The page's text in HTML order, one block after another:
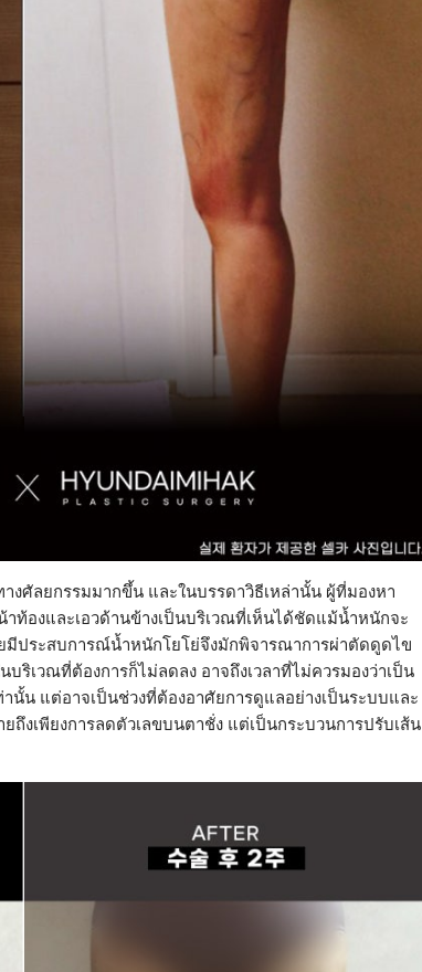
งศัลยกรรมมากขึ้น และในบรรดาวิธีเหล่านั้น ผู้ที่มองหา
ท้องและเอวด้านข้างเป็นบริเวณที่เห็นได้ชัดแม้น้ำหนักจะ
มีประสบการณ์น้ำหนักโยโย่จึงมักพิจารณาการผ่าตัดดูดไข
ริเวณที่ต้องการก็ไม่ลดลง อาจถึงเวลาที่ไม่ควรมองว่าเป็น
นั้น แต่อาจเป็นช่วงที่ต้องอาศัยการดูแลอย่างเป็นระบบและ
งเพียงการลดตัวเลขบนตาชั่ง แต่เป็นกระบวนการปรับเส้น